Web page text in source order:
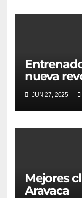
nueva
desde
JUN 27, 2025
Mejores
Aravaca